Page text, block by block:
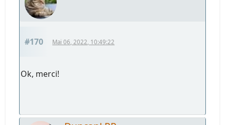
#170 Mai 06, 2022, 10:49:22
Ok, merci!